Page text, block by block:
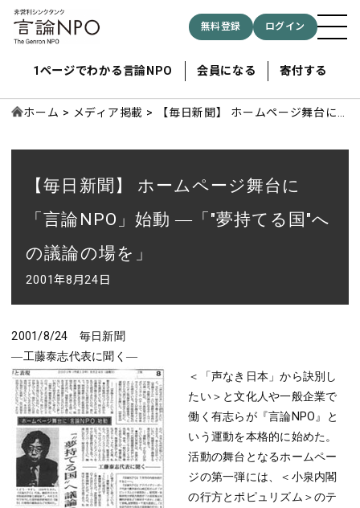
無料登録 ログイン
1ページでわかる言論NPO 会員になる 寄付する
ホーム メディア掲載
【毎日新聞】 ホームページ舞台に
国"への議論の場を」
【毎日新聞】 ホームページ舞台に
「言論NPO」始動 ―「"夢持てる国"へ
の議論の場を」
2001年8月24日
2001/8/24 毎日新聞
―工藤泰志代表に聞く―
＜「声なき日本」から訣別し
たい＞と文化人や一般企業で
働く有志らが『言論NPO』と
いう運動を本格的に始めた。
活動の舞台となるホームペー
ジの第一弾には、＜小泉内閣
の行方とポピュリズム＞のテ